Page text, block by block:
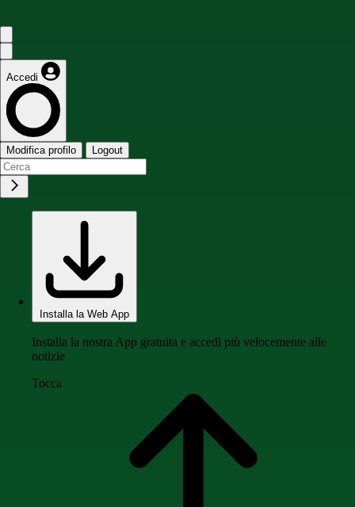
Accedi
Modifica profilo Logout
Installa la Web App
Installa la nostra App gratuita e accedi più velocemente alle
notizie
Tocca